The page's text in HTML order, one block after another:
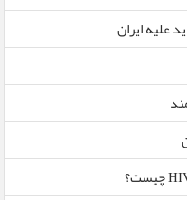
علیه ایران